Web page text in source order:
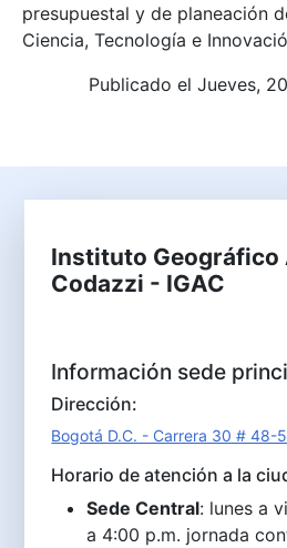
presupuestal y de planeación
Ciencia, Tecnología e
Publicado el Jueves,
Instituto Geográfico
Codazzi - IGAC
Información sede
Dirección:
Bogotá D.C. - Carrera 30 # 48-
Horario de atención a la
Sede Central: lunes a
a 4:00 p.m. jornada